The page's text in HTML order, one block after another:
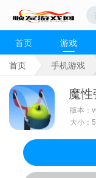
首页 游戏
首页
手机游戏
魔
版本：
大小：